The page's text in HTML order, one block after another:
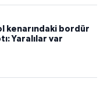
kenarındaki bordür
Yaralılar var